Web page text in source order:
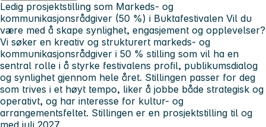
Ledig prosjektstilling som Markeds- og
kommunikasjonsrådgiver (50 %) i Buktafestivalen Vil du
være med å skape synlighet, engasjement og opplevelser?
Vi søker en kreativ og strukturert markeds- og
kommunikasjonsrådgiver i 50 % stilling som vil ha en
sentral rolle i å styrke festivalens profil, publikumsdialog
og synlighet gjennom hele året. Stillingen passer for deg
som trives i et høyt tempo, liker å jobbe både strategisk og
operativt, og har interesse for kultur- og
arrangementsfeltet. Stillingen er en prosjektstilling til og